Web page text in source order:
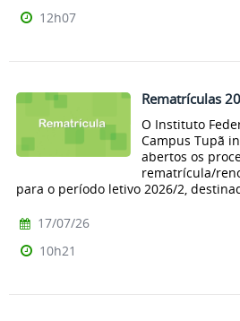
12h07
Rematrículas
O Instituto
Campus Tupã
abertos os
rematrícula/
para o período letivo 2026/2,
17/07/26
10h21